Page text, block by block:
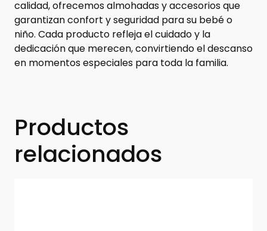
calidad, ofrecemos almohadas y accesorios que
garantizan confort y seguridad para su bebé o
niño. Cada producto refleja el cuidado y la
dedicación que merecen, convirtiendo el descanso
en momentos especiales para toda la familia.
Productos
relacionados